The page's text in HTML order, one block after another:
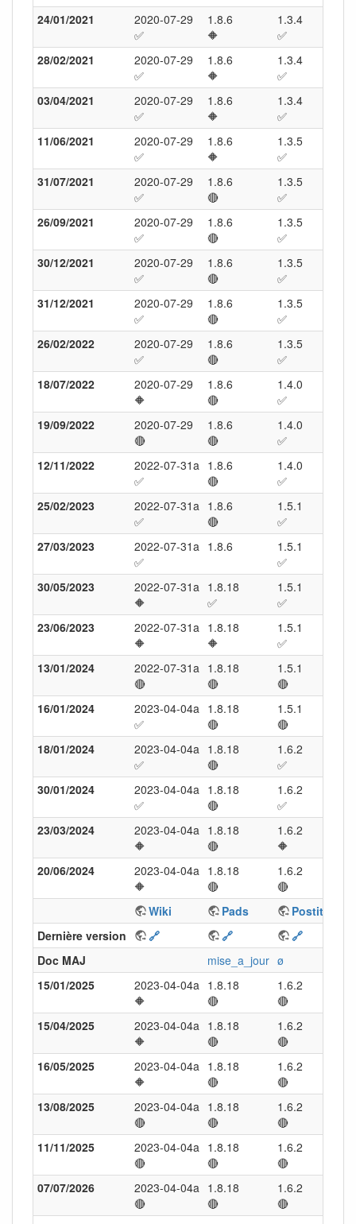
24/01/2021
2020-07-29
✅
1.8.6
🔶
1.3.4
✅
28/02/2021
2020-07-29
✅
1.8.6
🔶
1.3.4
✅
03/04/2021
2020-07-29
✅
1.8.6
🔶
1.3.4
✅
11/06/2021
2020-07-29
✅
1.8.6
🔶
1.3.5
✅
31/07/2021
2020-07-29
✅
1.8.6
🔴
1.3.5
✅
26/09/2021
2020-07-29
✅
1.8.6
🔴
1.3.5
✅
30/12/2021
2020-07-29
✅
1.8.6
🔴
1.3.5
✅
31/12/2021
2020-07-29
✅
1.8.6
🔴
1.3.5
✅
26/02/2022
2020-07-29
✅
1.8.6
🔴
1.3.5
✅
18/07/2022
2020-07-29
🔶
1.8.6
🔴
1.4.0
✅
19/09/2022
2020-07-29
🔴
1.8.6
🔴
1.4.0
✅
12/11/2022
2022-07-31a
✅
1.8.6
🔴
1.4.0
✅
25/02/2023
2022-07-31a
✅
1.8.6
🔴
1.5.1
✅
27/03/2023
2022-07-31a
✅
1.8.6
1.5.1
✅
30/05/2023
2022-07-31a
🔶
1.8.18
✅
1.5.1
✅
23/06/2023
2022-07-31a
🔶
1.8.18
🔶
1.5.1
✅
13/01/2024
2022-07-31a
🔴
1.8.18
🔴
1.5.1
🔴
16/01/2024
2023-04-04a
✅
1.8.18
🔴
1.5.1
🔴
18/01/2024
2023-04-04a
✅
1.8.18
🔴
1.6.2
✅
30/01/2024
2023-04-04a
✅
1.8.18
🔴
1.6.2
✅
23/03/2024
2023-04-04a
🔶
1.8.18
🔴
1.6.2
🔶
20/06/2024
2023-04-04a
🔶
1.8.18
🔴
1.6.2
🔴
Wiki
Pads Postit
Dernière version
🔗 🔗 🔗
Doc MAJ
mise_a_jour ø
15/01/2025
2023-04-04a
🔶
1.8.18
🔴
1.6.2
🔴
15/04/2025
2023-04-04a
🔶
1.8.18
🔴
1.6.2
🔴
16/05/2025
2023-04-04a
🔶
1.8.18
🔴
1.6.2
🔴
13/08/2025
2023-04-04a
🔴
1.8.18
🔴
1.6.2
🔴
11/11/2025
2023-04-04a
🔴
1.8.18
🔴
1.6.2
🔴
07/07/2026
2023-04-04a
🔴
1.8.18
🔴
1.6.2
🔴